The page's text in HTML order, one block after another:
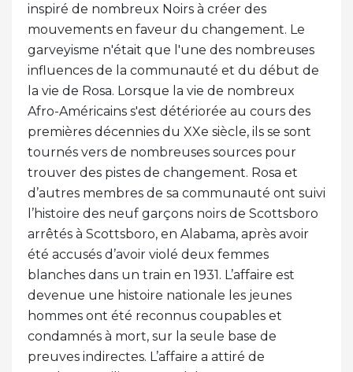
inspiré de nombreux Noirs à créer des
mouvements en faveur du changement. Le
garveyisme n'était que l'une des nombreuses
influences de la communauté et du début de
la vie de Rosa. Lorsque la vie de nombreux
Afro-Américains s'est détériorée au cours des
premières décennies du XXe siècle, ils se sont
tournés vers de nombreuses sources pour
trouver des pistes de changement. Rosa et
d’autres membres de sa communauté ont suivi
l’histoire des neuf garçons noirs de Scottsboro
arrêtés à Scottsboro, en Alabama, après avoir
été accusés d’avoir violé deux femmes
blanches dans un train en 1931. L’affaire est
devenue une histoire nationale les jeunes
hommes ont été reconnus coupables et
condamnés à mort, sur la seule base de
preuves indirectes. L’affaire a attiré de